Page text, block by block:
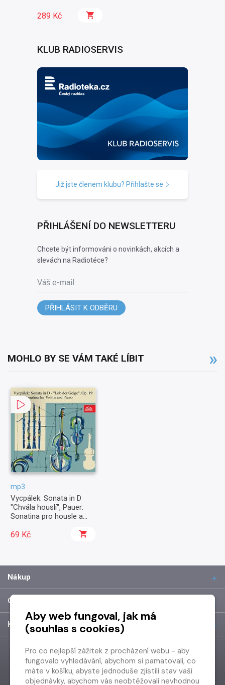
289 Kč
KLUB RADIOSERVIS
Již jste členem klubu? Přihlašte se
PŘIHLÁŠENÍ DO NEWSLETTERU
Chcete být informováni o novinkách, akcích a
slevách na Radiotéce?
Váš e-mail
PŘIHLÁSIT K ODBĚRU
MOHLO BY SE VÁM TAKÉ LÍBIT
mp3
Vycpálek: Sonata in D
"Chvála houslí", Pauer:
Sonatina pro housle a
orchestr
69 Kč
Nákup
O společnosti
Kontakt
Aby web fungoval, jak má
(souhlas s cookies)
Pro co nejlepší zážitek z procházení webu - aby
fungovalo vyhledávání, abychom si pamatovali, co
máte v košíku, abyste jednoduše zjistili stav vaší
objednávky, abychom vás neobtěžovali nevhodnou